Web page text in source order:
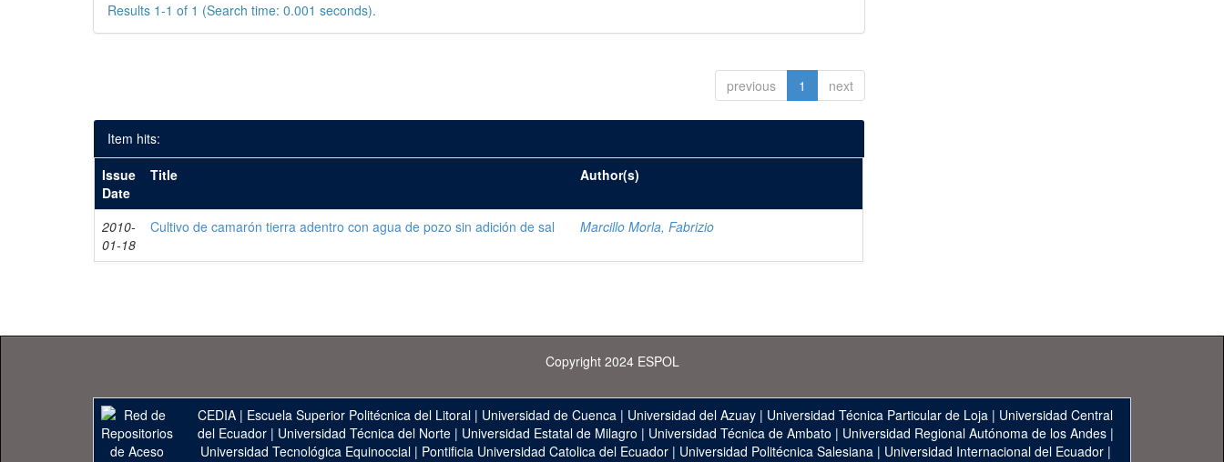
Results 1-1 of 1 (Search time: 0.001 seconds).
previous 1 next
Item hits:
Issue
Date
Title Author(s)
2010-
01-18
Cultivo de camarón tierra adentro con agua de pozo sin adición de sal Marcillo Morla, Fabrizio
Copyright 2024 ESPOL
CEDIA | Escuela Superior Politécnica del Litoral | Universidad de Cuenca | Universidad del Azuay | Universidad Técnica Particular de Loja | Universidad Central
del Ecuador| Universidad Técnica del Norte| Universidad Estatal de Milagro | Universidad Técnica de Ambato | Universidad Regional Autónoma de los Andes|
Universidad Tecnológica Equinoccial| Pontificia Universidad Catolica del Ecuador| Universidad Politécnica Salesiana| Universidad Internacional del Ecuador|